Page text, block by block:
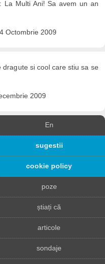
La Multi Ani! Sa avem un an
Octombrie 2009
dragute si cool care stiu sa se
2009
En
sugestii
cookie policy
poze
știați că
articole
sondaje